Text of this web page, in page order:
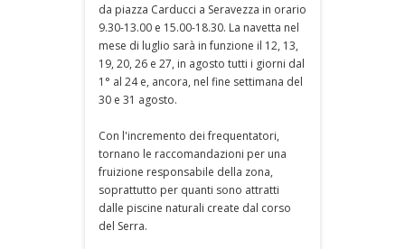
da piazza Carducci a Seravezza in orario
9.30-13.00 e 15.00-18.30. La navetta nel
mese di luglio sarà in funzione il 12, 13,
19, 20, 26 e 27, in agosto tutti i giorni dal
1° al 24 e, ancora, nel fine settimana del
30 e 31 agosto.
Con l'incremento dei frequentatori,
tornano le raccomandazioni per una
fruizione responsabile della zona,
soprattutto per quanti sono attratti
dalle piscine naturali create dal corso
del Serra.